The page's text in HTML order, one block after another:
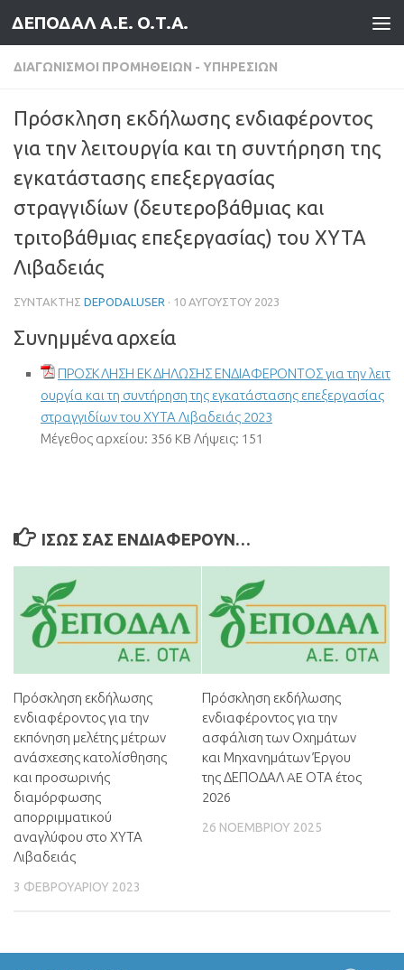
Skip to content
ΔΕΠΟΔΑΛ Α.Ε. Ο.Τ.Α.
ΔΙΑΓΩΝΙΣΜΟΊ ΠΡΟΜΗΘΕΙΏΝ - ΥΠΗΡΕΣΙΏΝ
Πρόσκληση εκδήλωσης ενδιαφέροντος
για την λειτουργία και τη συντήρηση της
εγκατάστασης επεξεργασίας
στραγγιδίων (δευτεροβάθμιας και
τριτοβάθμιας επεξεργασίας) του ΧΥΤΑ
Λιβαδειάς
ΣΥΝΤΆΚΤΗΣ DEPODALUSER · 10 ΑΥΓΟΎΣΤΟΥ 2023
Συνημμένα αρχεία
ΠΡΟΣΚΛΗΣΗ ΕΚΔΗΛΩΣΗΣ ΕΝΔΙΑΦΕΡΟΝΤΟΣ για την λειτ
ουργία και τη συντήρηση της εγκατάστασης επεξεργασίας
στραγγιδίων του ΧΥΤΑ Λιβαδειάς 2023
Μέγεθος αρχείου: 356 KB Λήψεις: 151
ΊΣΩΣ ΣΑΣ ΕΝΔΙΑΦΈΡΟΥΝ…
Πρόσκληση εκδήλωσης
ενδιαφέροντος για την
εκπόνηση μελέτης μέτρων
ανάσχεσης κατολίσθησης
και προσωρινής
διαμόρφωσης
απορριμματικού
αναγλύφου στο ΧΥΤΑ
Λιβαδειάς
3 ΦΕΒΡΟΥΑΡΊΟΥ 2023
Πρόσκληση εκδήλωσης
ενδιαφέροντος για την
ασφάλιση των Οχημάτων
και Μηχανημάτων Έργου
της ΔΕΠΟΔΑΛ AE ΟΤΑ έτος
2026
26 ΝΟΕΜΒΡΊΟΥ 2025